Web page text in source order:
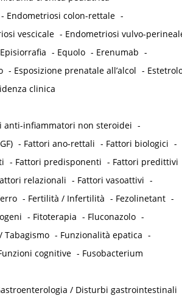
- Endometriosi colon-rettale -
vescicale - Endometriosi vulvo-
- Equolo - Erenumab -
- Esposizione prenatale all’alcol -
clinica
anti-infiammatori non steroidei -
- Fattori ano-rettali - Fattori biologici -
- Fattori predisponenti - Fattori predittivi
relazionali - Fattori vasoattivi -
- Fertilità / Infertilità - Fezolinetant -
- Fitoterapia - Fluconazolo -
Tabagismo - Funzionalità epatica -
cognitive - Fusobacterium
/ Disturbi gastrointestinali